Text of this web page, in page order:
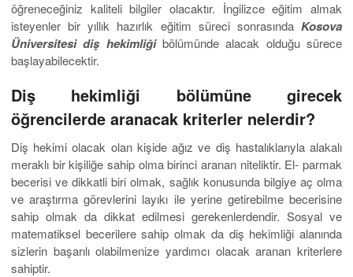
öğreneceğiniz kaliteli bilgiler olacaktır. İngilizce eğitim almak
isteyenler bir yıllık hazırlık eğitim süreci sonrasında Kosova
Üniversitesi diş hekimliğibölümünde alacak olduğu sürece
başlayabilecektir.
Diş hekimliği bölümüne girecek
öğrencilerde aranacak kriterler nelerdir?
Diş hekimi olacak olan kişide ağız ve diş hastalıklarıyla alakalı
meraklı bir kişiliğe sahip olma birinci aranan niteliktir. El- parmak
becerisi ve dikkatli biri olmak, sağlık konusunda bilgiye aç olma
ve araştırma görevlerini layıkı ile yerine getirebilme becerisine
sahip olmak da dikkat edilmesi gerekenlerdendir. Sosyal ve
matematiksel becerilere sahip olmak da diş hekimliği alanında
sizlerin başarılı olabilmenize yardımcı olacak aranan kriterlere
sahiptir.